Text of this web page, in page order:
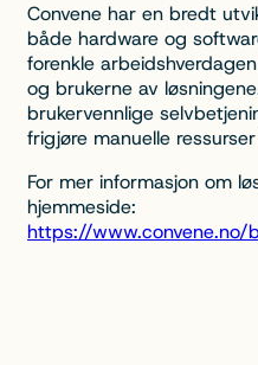
Convene har en bredt
både hardware og
forenkle
og brukerne av
brukervennlige
frigjøre manuelle
For mer informasjon om
hjemmeside:
https://www.convene.no/